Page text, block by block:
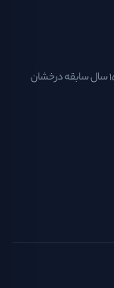
بزرگترین تامین‌کننده قطعات یدکی صنعتی با بیش از ۱۵ سال سابقه درخشان